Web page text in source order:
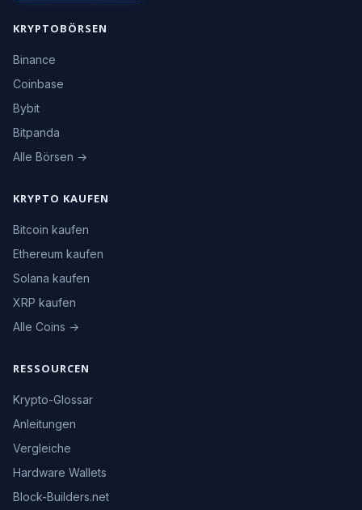
KRYPTOBÖRSEN
Binance
Coinbase
Bybit
Bitpanda
Alle Börsen →
KRYPTO KAUFEN
Bitcoin kaufen
Ethereum kaufen
Solana kaufen
XRP kaufen
Alle Coins →
RESSOURCEN
Krypto-Glossar
Anleitungen
Vergleiche
Hardware Wallets
Block-Builders.net